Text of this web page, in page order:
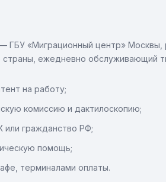
ГБУ «Миграционный центр»
страны, ежедневно обслуживающий
на работу;
комиссию и дактилоскопию;
гражданство РФ;
помощь;
терминалами оплаты.